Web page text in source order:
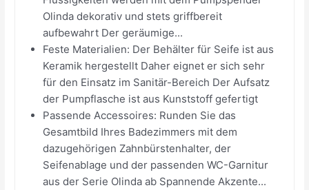
Olinda dekorativ und stets griffbereit
aufbewahrt Der geräumige...
Feste Materialien: Der Behälter für Seife ist aus
Keramik hergestellt Daher eignet er sich sehr
für den Einsatz im Sanitär-Bereich Der Aufsatz
der Pumpflasche ist aus Kunststoff gefertigt
Passende Accessoires: Runden Sie das
Gesamtbild Ihres Badezimmers mit dem
dazugehörigen Zahnbürstenhalter, der
Seifenablage und der passenden WC-Garnitur
aus der Serie Olinda ab Spannende Akzente...